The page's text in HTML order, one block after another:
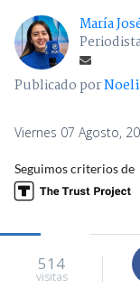
María
Publicado por
Viernes 07 Agosto,
Seguimos criterios de
514
visitas